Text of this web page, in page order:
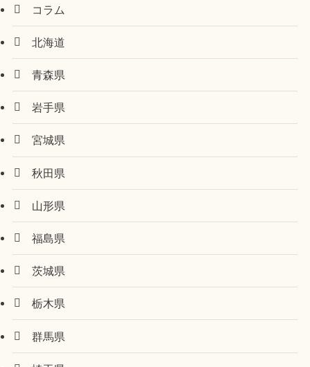
コラム
北海道
青森県
岩手県
宮城県
秋田県
山形県
福島県
茨城県
栃木県
群馬県